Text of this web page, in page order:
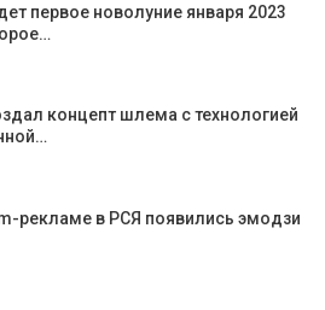
первое новолуние января 2023
концепт шлема с технологией
рекламе в РСЯ появились эмодзи